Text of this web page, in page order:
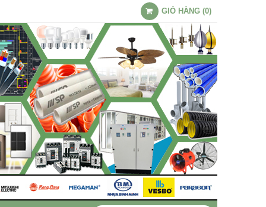
GIỎ HÀNG (0)